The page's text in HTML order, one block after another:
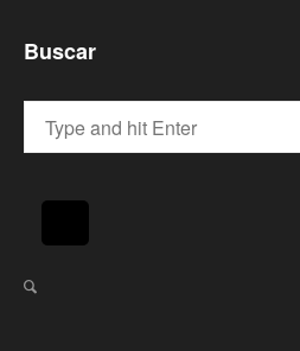
Buscar